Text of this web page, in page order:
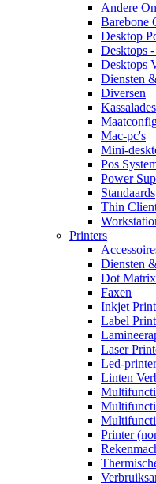
Andere
Barebone
Desktop
Desktops
Desktops
Diensten
Diversen
Kassalades
Mac-pc's
Mini-
Pos
Power
Standaards
Thin
Printers
Diensten
Dot
Faxen
Inkjet
Label
Laser
Led-
Linten
Printer